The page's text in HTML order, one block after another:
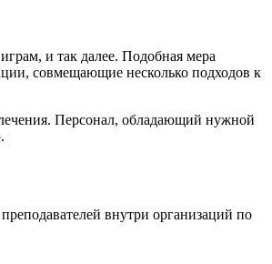
и так далее. Подобная мера
совмещающие несколько подходов к
Персонал, обладающий нужной
внутри организаций по